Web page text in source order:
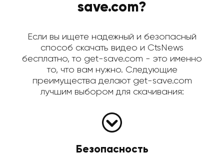
save.com?
Если вы ищете надежный и безопасный
способ скачать видео и CtsNews
бесплатно, то get-save.com - это именно
то, что вам нужно. Следующие
преимущества делают get-save.com
лучшим выбором для скачивания:
Безопасность